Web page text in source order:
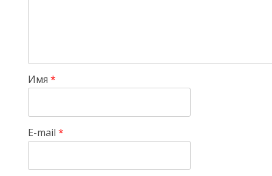
Имя *
E-mail *